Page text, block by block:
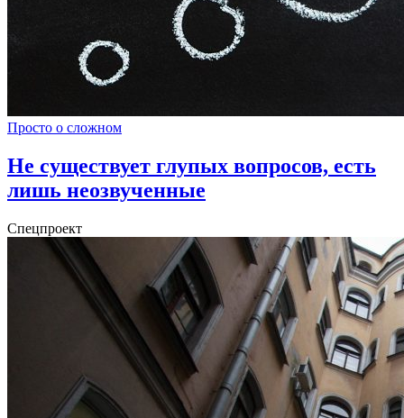
Просто о сложном
Не существует глупых вопросов, есть
лишь неозвученные
Спецпроект